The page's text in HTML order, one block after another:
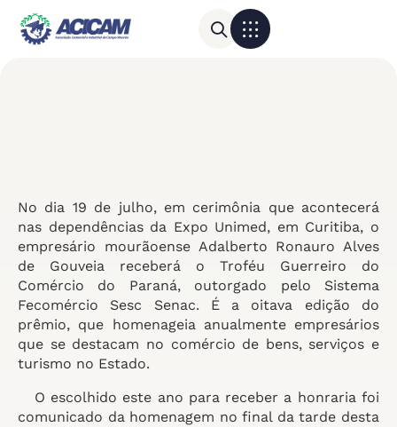
No dia 19 de julho, em cerimônia que acontecerá
nas dependências da Expo Unimed, em Curitiba, o
empresário mourãoense Adalberto Ronauro Alves
de Gouveia receberá o Troféu Guerreiro do
Comércio do Paraná, outorgado pelo Sistema
Fecomércio Sesc Senac. É a oitava edição do
prêmio, que homenageia anualmente empresários
que se destacam no comércio de bens, serviços e
turismo no Estado.
O escolhido este ano para receber a honraria foi
comunicado da homenagem no final da tarde desta